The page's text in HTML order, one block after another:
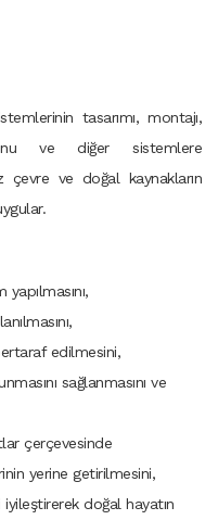
tasarımı, montajı,
ve diğer sistemlere
çevre ve doğal kaynakların
edilmesini,
sağlanmasını ve
çerçevesinde
yerine getirilmesini,
doğal hayatın